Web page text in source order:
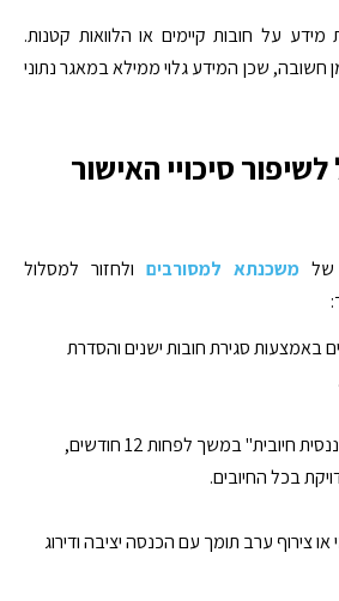
על חובות קיימים או הלוואות קטנות.
חשובה, שכן המידע גלוי ממילא במאגר נתוני
סיכויי האישור
של משכנתא למסורבים ולחזור למסלול
באמצעות סגירת חובות ישנים והסדרת
יצירת "התנהגות פיננסית חיובית" במשך לפחות 12 חודשים,
בכל החיובים.
צירוף ערב תומך עם הכנסה יציבה ודירוג